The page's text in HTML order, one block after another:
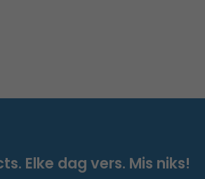
Elke dag vers. Mis niks!